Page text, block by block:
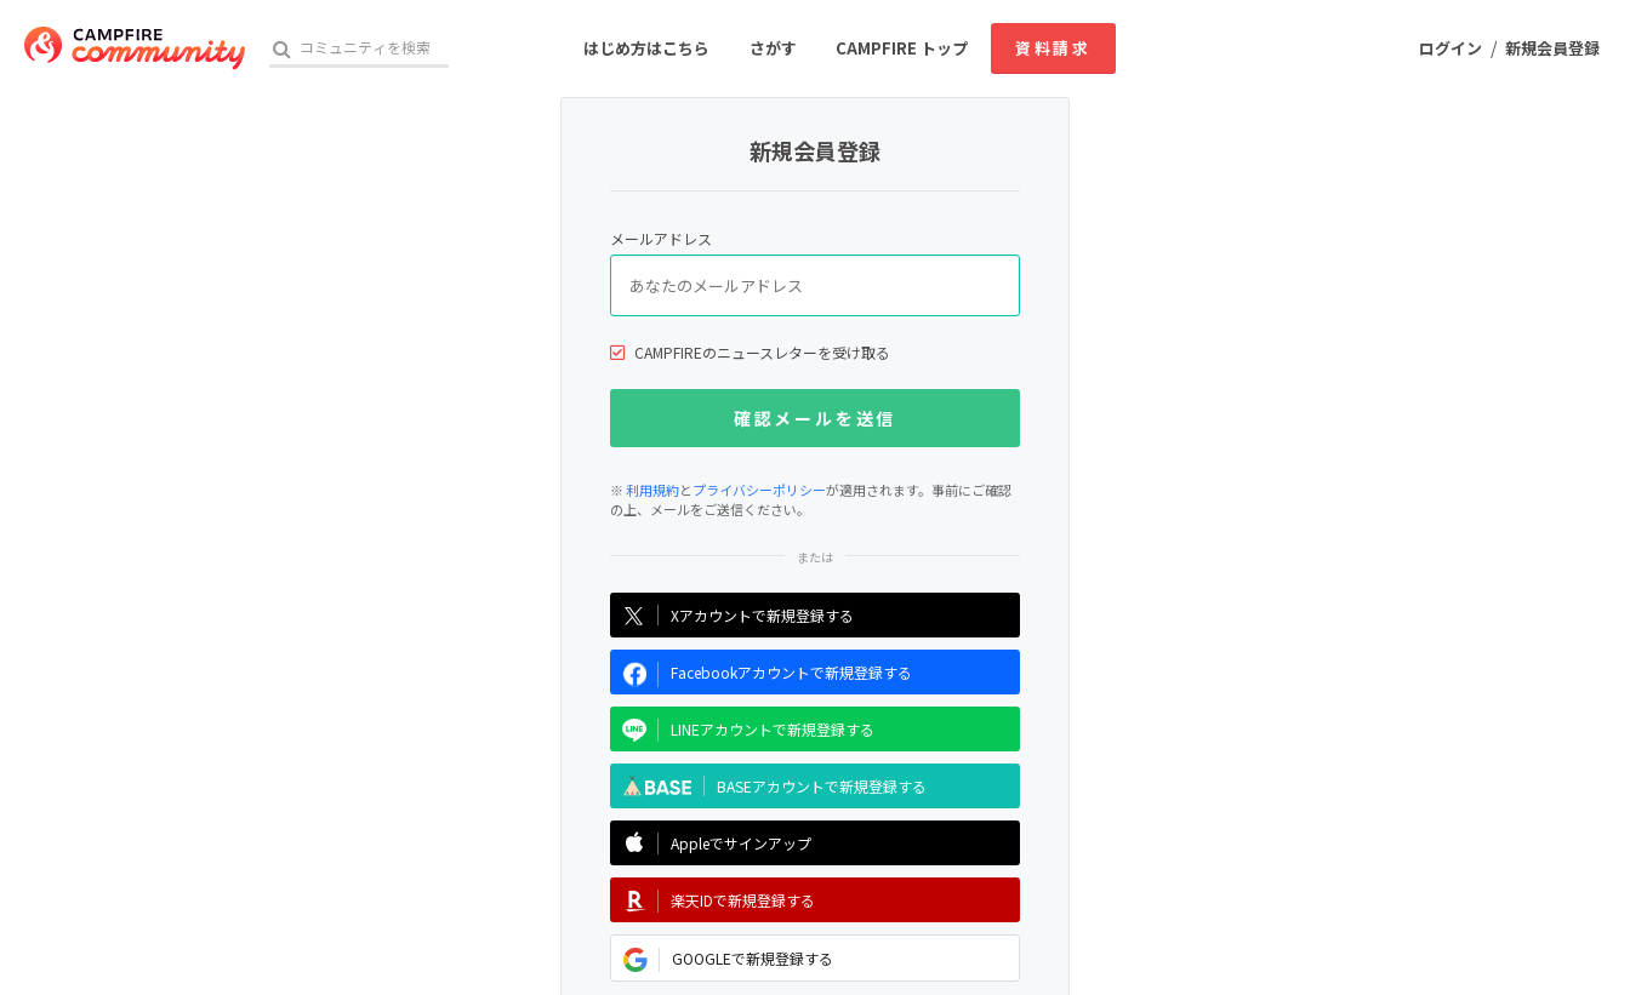
ログイン / 新規会員登録
はじめ方はこちら さがす CAMPFIRE トップ 資料請求
ゲーム・サービス開発
書籍・雑誌出版 アニメ・漫画
ソーシャルグッド ビューティー・ヘルスケア
新規会員登録
メールアドレス
CAMPFIREのニュースレターを受け取る
※利用規約とプライバシーポリシーが適用されます。事前にご確認
の上、メールをご送信ください。
Xアカウントで新規登録する
Facebookアカウントで新規登録する
LINEアカウントで新規登録する
BASEアカウントで新規登録する
Appleでサインアップ
楽天IDで新規登録する
GOOGLEで新規登録する